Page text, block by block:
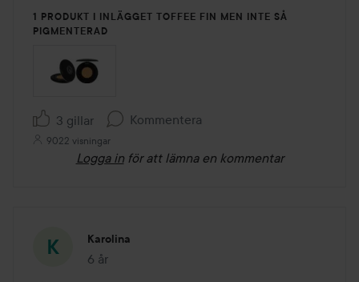
1 PRODUKT I INLÄGGET TOFFEE FIN MEN INTE SÅ
PIGMENTERAD
3 gillar Kommentera
9022 visningar
Logga in för att lämna en kommentar
Karolina
6 år
Inlägget skapades 6 år